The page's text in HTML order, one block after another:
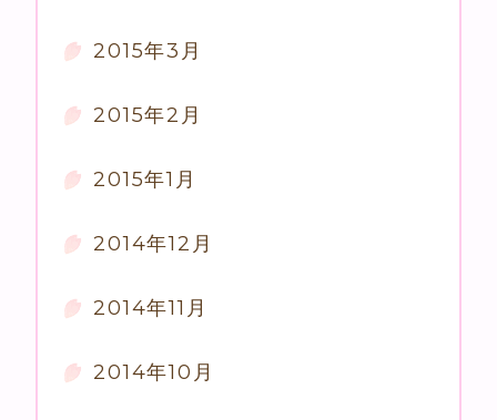
2015年3月
2015年2月
2015年1月
2014年12月
2014年11月
2014年10月